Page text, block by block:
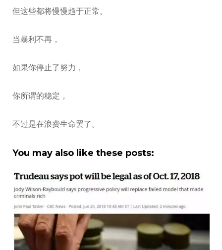
但这些都将慢慢趋于正常。
当暴利不再，
如果你停止了努力，
你所谓的稳定，
不过是在浪费生命罢了。
You may also like these posts: